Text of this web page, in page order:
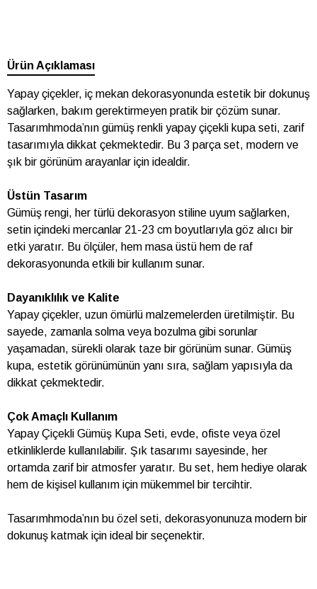
Ürün Açıklaması
Yapay çiçekler, iç mekan dekorasyonunda estetik bir dokunuş
sağlarken, bakım gerektirmeyen pratik bir çözüm sunar.
Tasarımhmoda’nın gümüş renkli yapay çiçekli kupa seti, zarif
tasarımıyla dikkat çekmektedir. Bu 3 parça set, modern ve
şık bir görünüm arayanlar için idealdir.
Üstün Tasarım
Gümüş rengi, her türlü dekorasyon stiline uyum sağlarken,
setin içindeki mercanlar 21-23 cm boyutlarıyla göz alıcı bir
etki yaratır. Bu ölçüler, hem masa üstü hem de raf
dekorasyonunda etkili bir kullanım sunar.
Dayanıklılık ve Kalite
Yapay çiçekler, uzun ömürlü malzemelerden üretilmiştir. Bu
sayede, zamanla solma veya bozulma gibi sorunlar
yaşamadan, sürekli olarak taze bir görünüm sunar. Gümüş
kupa, estetik görünümünün yanı sıra, sağlam yapısıyla da
dikkat çekmektedir.
Çok Amaçlı Kullanım
Yapay Çiçekli Gümüş Kupa Seti, evde, ofiste veya özel
etkinliklerde kullanılabilir. Şık tasarımı sayesinde, her
ortamda zarif bir atmosfer yaratır. Bu set, hem hediye olarak
hem de kişisel kullanım için mükemmel bir tercihtir.
Tasarımhmoda’nın bu özel seti, dekorasyonunuza modern bir
dokunuş katmak için ideal bir seçenektir.